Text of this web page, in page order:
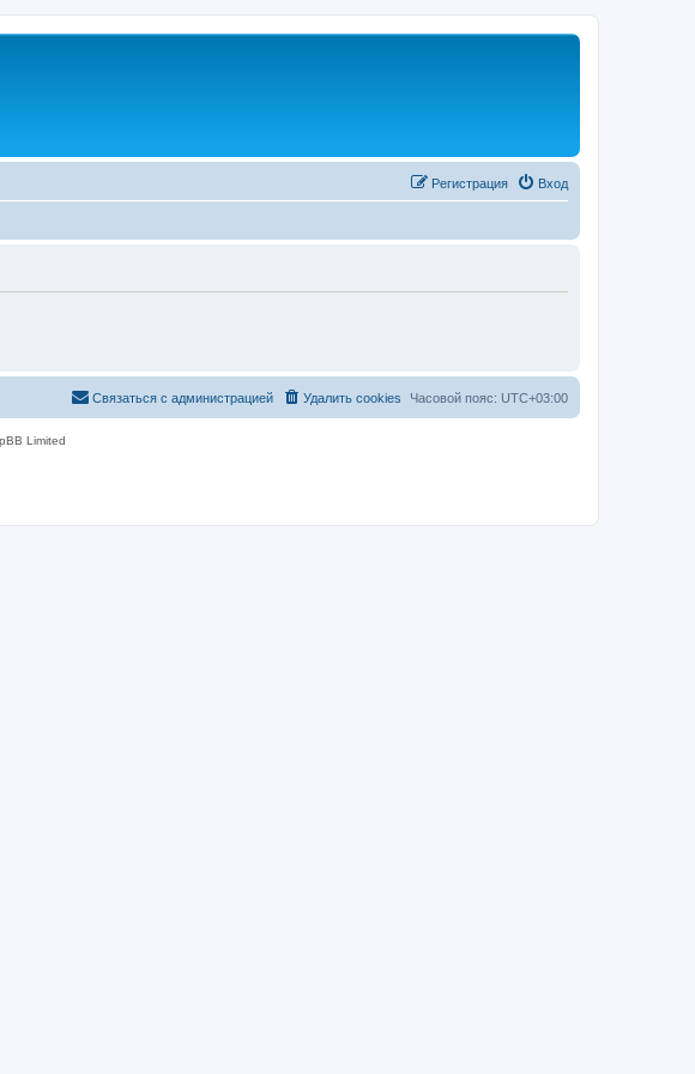
Вход
Регистрация
Часовой пояс: UTC+03:00
Удалить cookies
Связаться с администрацией
Limited